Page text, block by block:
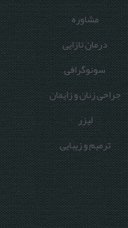
مشاوره
درمان نازایی
سونوگرافی
جراحی زنان و زایمان
لیزر
ترمیم و زیبایی